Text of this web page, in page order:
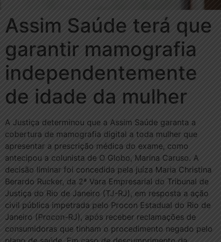
Assim Saúde terá que
garantir mamografia
independentemente
de idade da mulher
A Justiça determinou que a Assim Saúde garanta a
cobertura de mamografia digital a toda mulher que
apresentar a prescrição médica do exame, como
antecipou a colunista de O Globo, Marina Caruso. A
decisão liminar foi concedida pela juíza Maria Christina
Berardo Rucker, da 2ª Vara Empresarial do Tribunal de
Justiça do Rio de Janeiro (TJ-RJ), em resposta a ação
civil pública impetrada pelo Procon Estadual do Rio de
Janeiro (Procon-RJ), após receber reclamações de
consumidoras que tinham o procedimento negado pelo